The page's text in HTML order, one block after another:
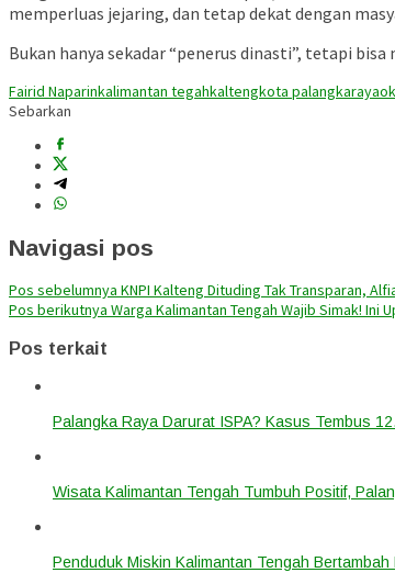
memperluas jejaring, dan tetap dekat dengan
Bukan hanya sekadar “penerus dinasti”, tetapi bisa
Fairid Naparinkalimantan tegahkaltengkota palangkaraya
Sebarkan
Navigasi pos
Pos sebelumnya KNPI Kalteng Dituding Tak Transparan,
Pos berikutnya Warga Kalimantan Tengah Wajib Simak! Ini
Pos terkait
Palangka Raya Darurat ISPA? Kasus Tembus
Wisata Kalimantan Tengah Tumbuh Positif,
Penduduk Miskin Kalimantan Tengah